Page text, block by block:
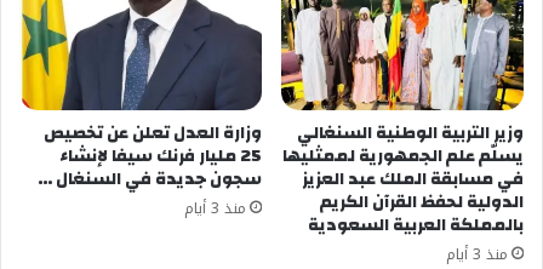
وزير التربية الوطنية السنغالي
يسلّم علم الجمهورية لممثليها
في مسابقة الملك عبد العزيز
الدولية لحفظ القرآن الكريم
بالمملكة العربية السعودية
منذ 3 أيام
وزارة العدل تعلن عن تخصيص
25 مليار فرنك سيفا لإنشاء
سجون جديدة في السنغال …
منذ 3 أيام